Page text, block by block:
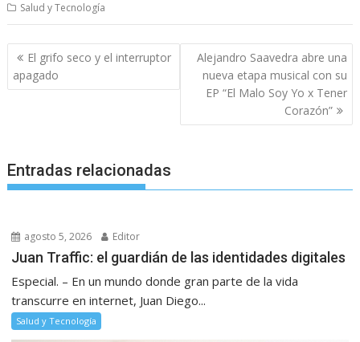
Salud y Tecnología
Navegación
de
entradas
El grifo seco y el interruptor
apagado
Alejandro Saavedra abre una
nueva etapa musical con su
EP “El Malo Soy Yo x Tener
Corazón”
Entradas relacionadas
agosto 5, 2026 Editor
Juan Traffic: el guardián de las identidades digitales
Especial. – En un mundo donde gran parte de la vida
transcurre en internet, Juan Diego...
Salud y Tecnología